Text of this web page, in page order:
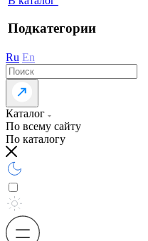
Подкатегории
Ru En
Каталог
По всему сайту
По каталогу